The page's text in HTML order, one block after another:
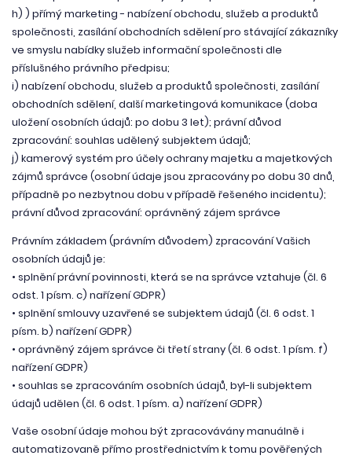
h) ) přímý marketing - nabízení obchodu, služeb a produktů
společnosti, zasílání obchodních sdělení pro stávající zákazníky
ve smyslu nabídky služeb informační společnosti dle
příslušného právního předpisu;
i) nabízení obchodu, služeb a produktů společnosti, zasílání
obchodních sdělení, další marketingová komunikace (doba
uložení osobních údajů: po dobu 3 let); právní důvod
zpracování: souhlas udělený subjektem údajů;
j) kamerový systém pro účely ochrany majetku a majetkových
zájmů správce (osobní údaje jsou zpracovány po dobu 30 dnů,
případně po nezbytnou dobu v případě řešeného incidentu);
právní důvod zpracování: oprávněný zájem správce
Právním základem (právním důvodem) zpracování Vašich
osobních údajů je:
• splnění právní povinnosti, která se na správce vztahuje (čl. 6
odst. 1 písm. c) nařízení GDPR)
• splnění smlouvy uzavřené se subjektem údajů (čl. 6 odst. 1
písm. b) nařízení GDPR)
• oprávněný zájem správce či třetí strany (čl. 6 odst. 1 písm. f)
nařízení GDPR)
• souhlas se zpracováním osobních údajů, byl-li subjektem
údajů udělen (čl. 6 odst. 1 písm. a) nařízení GDPR)
Vaše osobní údaje mohou být zpracovávány manuálně i
automatizovaně přímo prostřednictvím k tomu pověřených